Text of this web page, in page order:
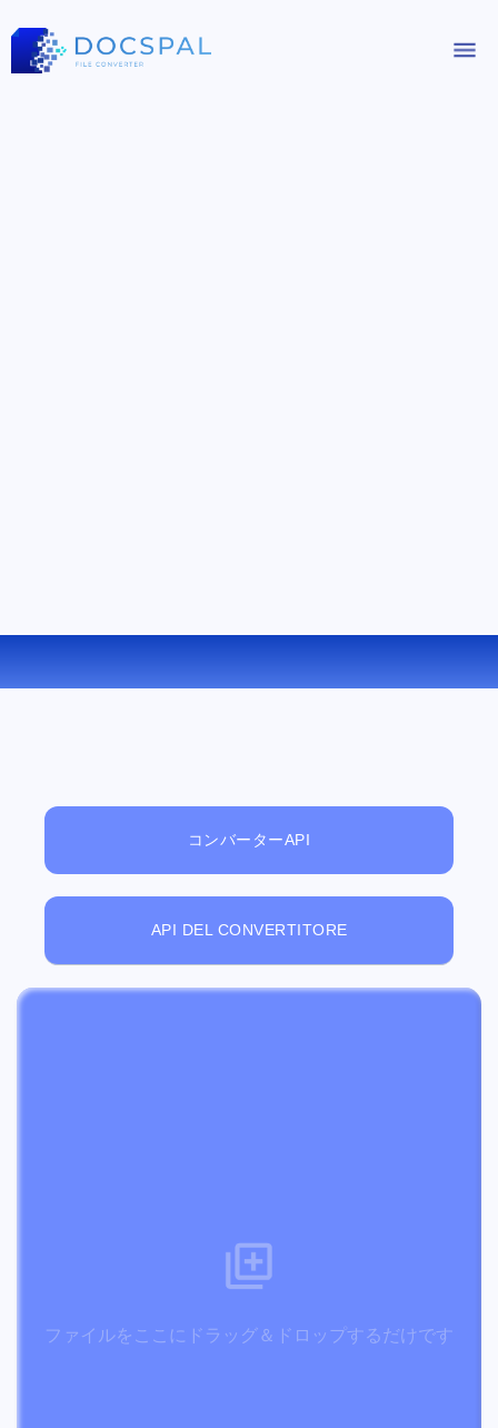
3GP を MKA にオンラインで変換する
コンバーターAPI
API DEL CONVERTITORE
ファイルをここにドラッグ＆ドロップするだけです